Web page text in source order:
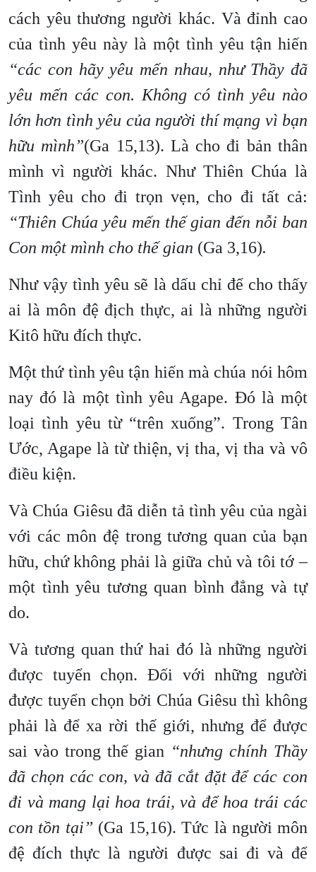
cách yêu thương người khác. Và đỉnh cao
của tình yêu này là một tình yêu tận hiến
“các con hãy yêu mến nhau, như Thầy đã
yêu mến các con. Không có tình yêu nào
lớn hơn tình yêu của người thí mạng vì bạn
hữu mình”(Ga 15,13). Là cho đi bản thân
mình vì người khác. Như Thiên Chúa là
Tình yêu cho đi trọn vẹn, cho đi tất cả:
“Thiên Chúa yêu mến thế gian đến nỗi ban
Con một mình cho thế gian (Ga 3,16).
Như vậy tình yêu sẽ là dấu chỉ để cho thấy
ai là môn đệ địch thực, ai là những người
Kitô hữu đích thực.
Một thứ tình yêu tận hiến mà chúa nói hôm
nay đó là một tình yêu Agape. Đó là một
loại tình yêu từ “trên xuống”. Trong Tân
Ước, Agape là từ thiện, vị tha, vị tha và vô
điều kiện.
Và Chúa Giêsu đã diễn tả tình yêu của ngài
với các môn đệ trong tương quan của bạn
hữu, chứ không phải là giữa chủ và tôi tớ –
một tình yêu tương quan bình đẳng và tự
do.
Và tương quan thứ hai đó là những người
được tuyển chọn. Đối với những người
được tuyển chọn bởi Chúa Giêsu thì không
phải là để xa rời thế giới, nhưng để được
sai vào trong thế gian “nhưng chính Thầy
đã chọn các con, và đã cắt đặt để các con
đi và mang lại hoa trái, và để hoa trái các
con tồn tại” (Ga 15,16). Tức là người môn
đệ đích thực là người được sai đi và để